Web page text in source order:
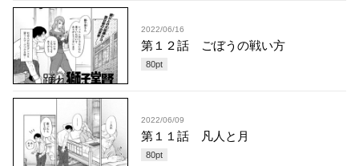
2022/06/16
第１２話 ごぼうの戦い方
80pt
2022/06/09
第１１話 凡人と月
80pt